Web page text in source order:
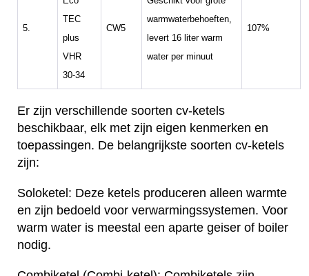
5.
TEC
plus
VHR
30-34
CW5
warmwaterbehoeften,
levert 16 liter warm
water per minuut
107%
Er zijn verschillende soorten cv-ketels
beschikbaar, elk met zijn eigen kenmerken en
toepassingen. De belangrijkste soorten cv-ketels
zijn:
Soloketel: Deze ketels produceren alleen warmte
en zijn bedoeld voor verwarmingssystemen. Voor
warm water is meestal een aparte geiser of boiler
nodig.